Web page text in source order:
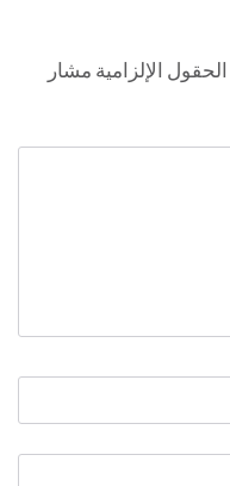
الحقول الإلزامية مشار